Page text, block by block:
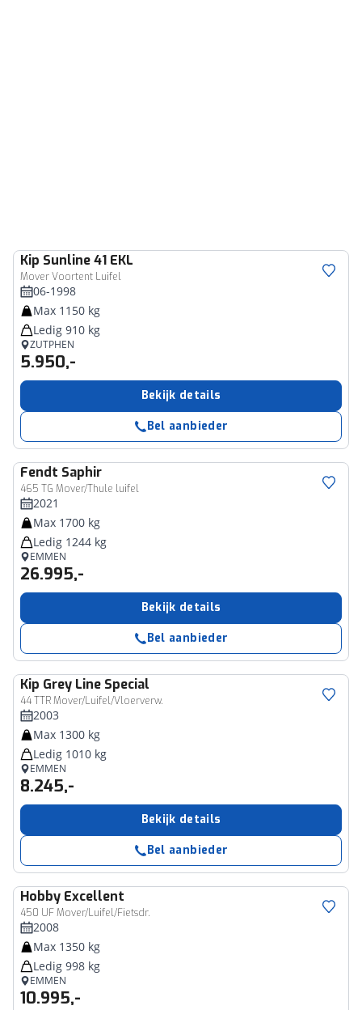
Kip Sunline 41 EKL
Mover Voortent Luifel
06-1998
Max 1150 kg
Ledig 910 kg
ZUTPHEN
5.950,-
Bekijk details
Bel aanbieder
Fendt Saphir
465 TG Mover/Thule luifel
2021
Max 1700 kg
Ledig 1244 kg
EMMEN
26.995,-
Bekijk details
Bel aanbieder
Kip Grey Line Special
44 TTR Mover/Luifel/Vloerverw.
2003
Max 1300 kg
Ledig 1010 kg
EMMEN
8.245,-
Bekijk details
Bel aanbieder
Hobby Excellent
450 UF Mover/Luifel/Fietsdr.
2008
Max 1350 kg
Ledig 998 kg
EMMEN
10.995,-